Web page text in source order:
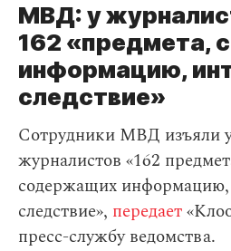
МВД: у
162 «предмета,
информацию,
следствие»
Сотрудники МВД изъяли
журналистов «162
содержащих
следствие», передает
пресс-службу ведомства.